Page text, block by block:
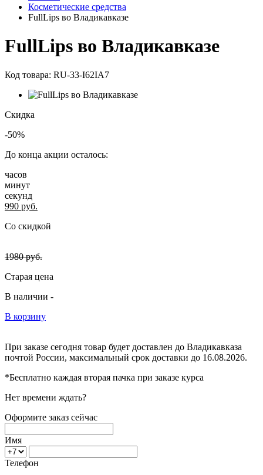
Косметические средства
FullLips во Владикавказе
FullLips во Владикавказе
Код товара: RU-33-I62IA7
Скидка
-50%
До конца акции осталось:
часов
минут
секунд
990 руб.
Со скидкой
1980руб.
Старая цена
В наличии -
В корзину
При заказе сегодня товар будет доставлен до Владикавказа
почтой России, максимальный срок доставки до 16.08.2026.
*Бесплатно каждая вторая пачка при заказе курса
Нет времени ждать?
Оформите заказ сейчас
Имя
Телефон